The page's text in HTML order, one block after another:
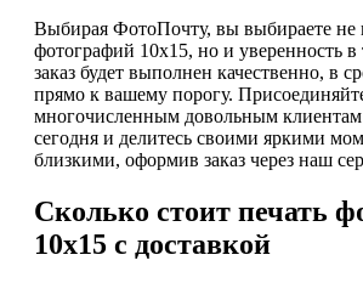
Выбирая ФотоПочту, вы выбираете не
фотографий 10х15, но и уверенность
заказ будет выполнен качественно, в
прямо к вашему порогу.
многочисленным довольным
сегодня и делитесь своими яркими
близкими, оформив заказ через наш
Сколько стоит печать
10х15 с доставкой